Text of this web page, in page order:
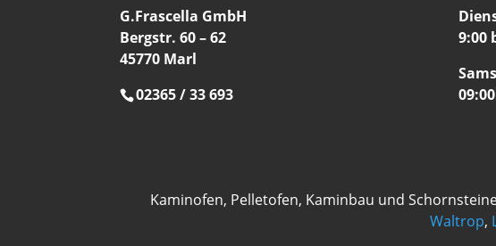
G.Frascella GmbH
Bergstr. 60 – 62
45770 Marl
02365 / 33 693
9:00
Kaminofen, Pelletofen, Kaminbau und
Waltrop,